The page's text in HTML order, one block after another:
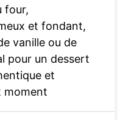
four,
et fondant,
vanille ou de
pour un dessert
et
moment